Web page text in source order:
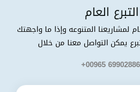
التبرع العا
لمشاريعنا المتنوعه وإذا ما واجهتك
يمكن التواصل معنا من خلا
+00965 69902886